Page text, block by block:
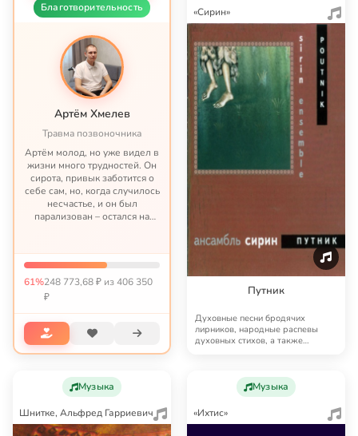
Благотворительность
Артём Хмелев
Травма позвоночника
Артём молод, но уже видел в
жизни много трудностей. Он
сирота, привык заботится о
себе сам, но, когда случилось
несчастье, и он был
парализован – остался на
рассчитывать ему вообще не
что и не на ко...
61%248 773,68 ₽ из 406 350
₽
«Сирин»
Путник
Духовные песни бродячих
лирников, народные распевы
духовных стихов, а также
Музыка
Шнитке, Альфред Гарриевич
Музыка
«Ихтис»